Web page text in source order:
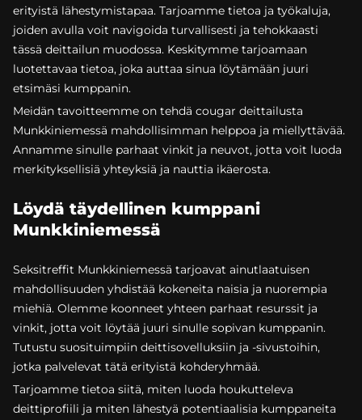
erityistä lähestymistapaa. Tarjoamme tietoa ja työkaluja,
joiden avulla voit navigoida turvallisesti ja tehokkaasti
tässä deittailun muodossa. Keskitymme tarjoamaan
luotettavaa tietoa, joka auttaa sinua löytämään juuri
etsimäsi kumppanin.
Meidän tavoitteemme on tehdä cougar deittailusta
Munkkiniemessä mahdollisimman helppoa ja miellyttävää.
Annamme sinulle parhaat vinkit ja neuvot, jotta voit luoda
merkityksellisiä yhteyksiä ja nauttia ikäerosta.
Löydä täydellinen kumppani
Munkkiniemessä
Seksitreffit Munkkiniemessä tarjoavat ainutlaatuisen
mahdollisuuden yhdistää kokeneita naisia ja nuorempia
miehiä. Olemme koonneet yhteen parhaat resurssit ja
vinkit, jotta voit löytää juuri sinulle sopivan kumppanin.
Tutustu suosituimpiin deittisovelluksiin ja -sivustoihin,
jotka palvelevat tätä erityistä kohderyhmää.
Tarjoamme tietoa siitä, miten luoda houkutteleva
deittiprofiili ja miten lähestyä potentiaalisia kumppaneita